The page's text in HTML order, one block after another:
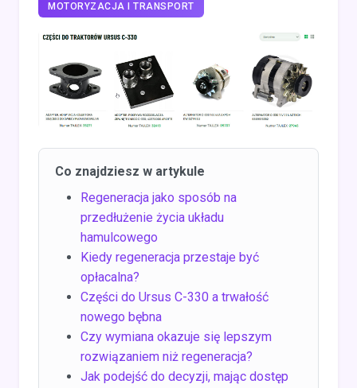
MOTORYZACJA I TRANSPORT
Co znajdziesz w artykule
Regeneracja jako sposób na
przedłużenie życia układu
hamulcowego
Kiedy regeneracja przestaje być
opłacalna?
Części do Ursus C-330 a trwałość
nowego bębna
Czy wymiana okazuje się lepszym
rozwiązaniem niż regeneracja?
Jak podejść do decyzji, mając dostęp